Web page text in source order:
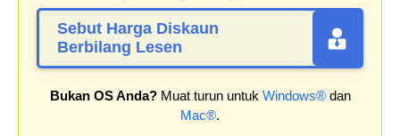
Sebut Harga Diskaun
Berbilang Lesen
Bukan OS Anda?Muat turun untuk Windows®dan
Mac®.